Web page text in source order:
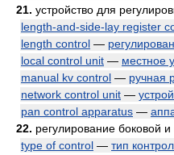
21. устройство для
length-and-side-lay register
length control —
local control unit — местное
manual kv control — ручная
network control unit —
pan control apparatus —
22. регулирование боковой
type of control — тип